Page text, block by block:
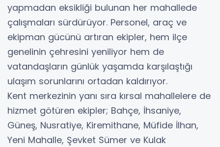
yapmadan eksikliği bulunan her mahallede
çalışmaları sürdürüyor. Personel, araç ve
ekipman gücünü artıran ekipler, hem ilçe
genelinin çehresini yeniliyor hem de
vatandaşların günlük yaşamda karşılaştığı
ulaşım sorunlarını ortadan kaldırıyor.
Kent merkezinin yanı sıra kırsal mahallelere de
hizmet götüren ekipler; Bahçe, İhsaniye,
Güneş, Nusratiye, Kiremithane, Müfide İlhan,
Yeni Mahalle, Şevket Sümer ve Kulak